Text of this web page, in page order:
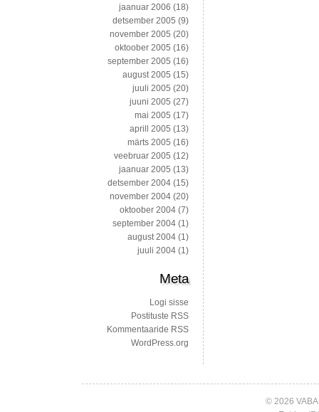
jaanuar 2006 (18)
detsember 2005 (9)
november 2005 (20)
oktoober 2005 (16)
september 2005 (16)
august 2005 (15)
juuli 2005 (20)
juuni 2005 (27)
mai 2005 (17)
aprill 2005 (13)
märts 2005 (16)
veebruar 2005 (12)
jaanuar 2005 (13)
detsember 2004 (15)
november 2004 (20)
oktoober 2004 (7)
september 2004 (1)
august 2004 (1)
juuli 2004 (1)
Meta
Logi sisse
Postituste RSS
Kommentaaride RSS
WordPress.org
© 2026